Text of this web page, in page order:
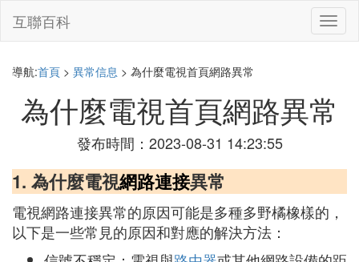
切
換
互聯百科
導航:首頁 > 異常信息 > 為什麼電視首頁網路異常
為什麼電視首頁網路異常
發布時間：2023-08-31 14:23:55
1. 為什麼電視網路連接異常
電視網路連接異常的原因可能是多種多野橘橡樣的，
以下是一些常見的原因和對應的解決方法：